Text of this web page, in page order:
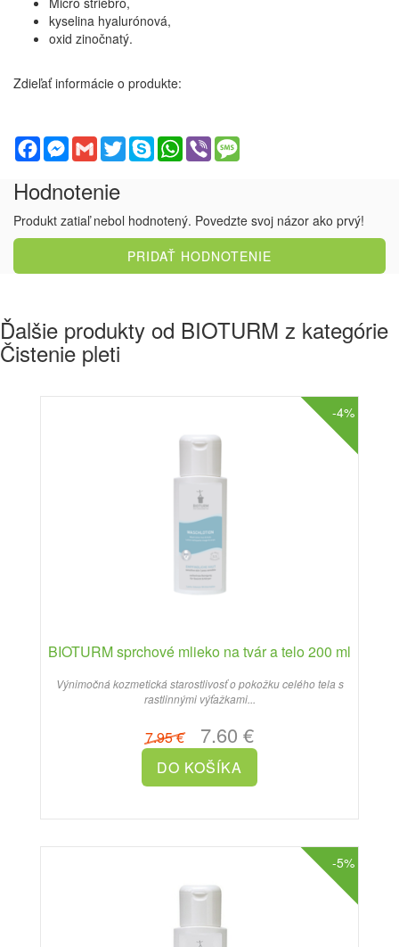
kyselina hyalurónová,
oxid zinočnatý.
Zdieľať informácie o produkte:
FacebookMessenger
GmailTwitterSkypeWhatsApp
Viber
Hodnotenie
Produkt zatiaľ nebol hodnotený. Povedzte svoj názor ako prvý!
PRIDAŤ HODNOTENIE
Ďalšie produkty od BIOTURM z kategórie
Čistenie pleti
-4%
BIOTURM sprchové mlieko na tvár a telo 200 ml
Výnimočná kozmetická starostlivosť o pokožku celého tela s
rastlinnými výťažkami...
7.95 €7.60 €
-5%